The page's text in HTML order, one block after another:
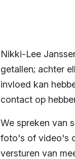
Nikki-Lee
getallen; achter
invloed kan
contact op
We spreken van
foto's of video's
versturen van